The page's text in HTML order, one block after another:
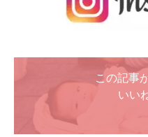
この記事
いい